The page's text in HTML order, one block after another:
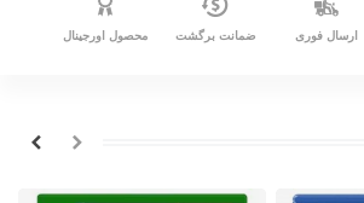
ارسال فوری ضمانت برگشت محصول اورجینال